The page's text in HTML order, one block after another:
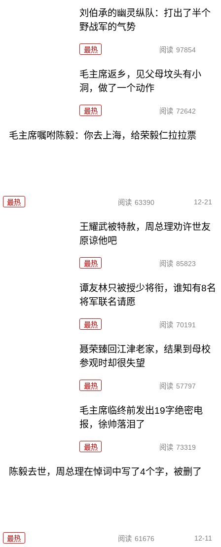
刘伯承的幽灵纵队：打出了半个
野战军的气势
最热 阅读 97854
毛主席返乡，见父母坟头有小
洞，做了一个动作
最热 阅读 72642
毛主席嘱咐陈毅：你去上海，给荣毅仁拉拉票
最热 阅读 63390 12-21
王耀武被特赦，周总理劝许世友
原谅他吧
最热 阅读 85823
谭友林只被授少将衔，谁知有8名
将军联名请愿
最热 阅读 70191
聂荣臻回江津老家，结果到母校
参观时却很失望
最热 阅读 57797
毛主席临终前发出19字绝密电
报，徐帅落泪了
最热 阅读 73319
陈毅去世，周总理在悼词中写了4个字，被删了
最热 阅读 61676 12-11